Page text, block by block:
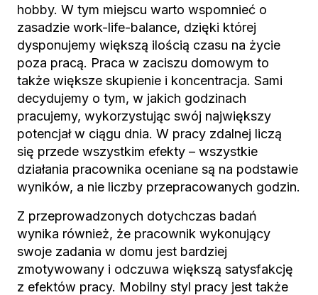
hobby. W tym miejscu warto wspomnieć o
zasadzie work-life-balance, dzięki której
dysponujemy większą ilością czasu na życie
poza pracą. Praca w zaciszu domowym to
także większe skupienie i koncentracja. Sami
decydujemy o tym, w jakich godzinach
pracujemy, wykorzystując swój największy
potencjał w ciągu dnia. W pracy zdalnej liczą
się przede wszystkim efekty – wszystkie
działania pracownika oceniane są na podstawie
wyników, a nie liczby przepracowanych godzin.
Z przeprowadzonych dotychczas badań
wynika również, że pracownik wykonujący
swoje zadania w domu jest bardziej
zmotywowany i odczuwa większą satysfakcję
z efektów pracy. Mobilny styl pracy jest także